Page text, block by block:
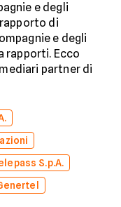
e degli
di
e degli
rapporti. Ecco
partner di
S.p.A.